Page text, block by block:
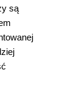
są